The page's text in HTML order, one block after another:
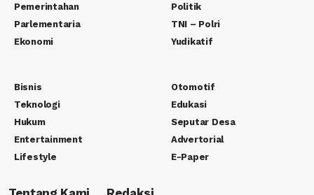
Pemerintahan
Parlementaria
Ekonomi
Politik
TNI – Polri
Yudikatif
Bisnis
Teknologi
Hukum
Entertainment
Lifestyle
Otomotif
Edukasi
Seputar Desa
Advertorial
E-Paper